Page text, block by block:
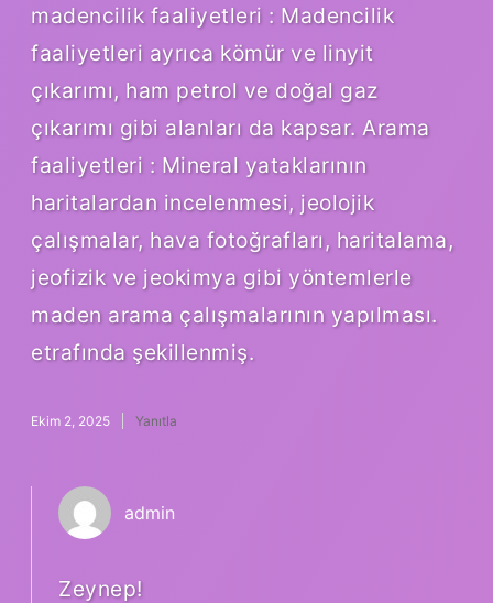
madencilik faaliyetleri : Madencilik
faaliyetleri ayrıca kömür ve linyit
çıkarımı, ham petrol ve doğal gaz
çıkarımı gibi alanları da kapsar. Arama
faaliyetleri : Mineral yataklarının
haritalardan incelenmesi, jeolojik
çalışmalar, hava fotoğrafları, haritalama,
jeofizik ve jeokimya gibi yöntemlerle
maden arama çalışmalarının yapılması.
etrafında şekillenmiş.
Ekim 2, 2025 Yanıtla
admin
Zeynep!